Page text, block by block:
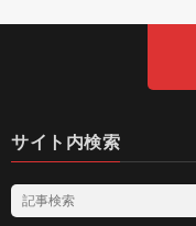
サイト内検索